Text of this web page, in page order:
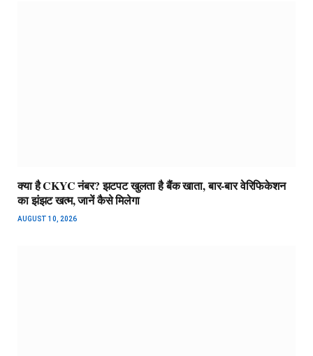
क्या है CKYC नंबर? झटपट खुलता है बैंक खाता, बार-बार वेरिफिकेशन
का झंझट खत्म, जानें कैसे मिलेगा
AUGUST 10, 2026